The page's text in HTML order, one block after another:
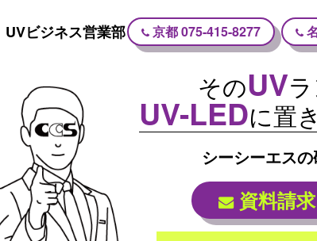
UVビジネス営業部 京都075-415-8277
そのUV
UV-LEDに置
シーシーエス
資料請